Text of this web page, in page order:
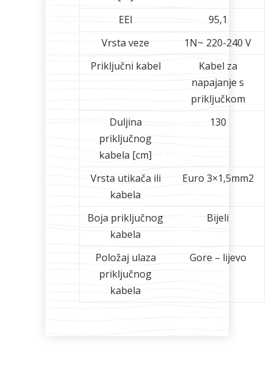
EEI
95,1
Vrsta veze
1N~ 220-240 V
Priključni kabel
Kabel za
napajanje s
priključkom
Duljina
priključnog
kabela [cm]
130
Vrsta utikača ili
kabela
Euro 3×1,5mm2
Boja priključnog
kabela
Bijeli
Položaj ulaza
priključnog
kabela
Gore – lijevo